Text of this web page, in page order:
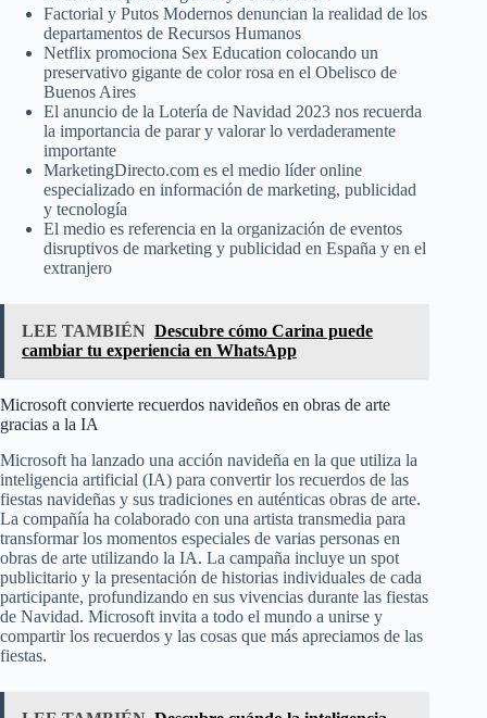
Factorial y Putos Modernos denuncian la realidad de los
departamentos de Recursos Humanos
Netflix promociona Sex Education colocando un
preservativo gigante de color rosa en el Obelisco de
Buenos Aires
El anuncio de la Lotería de Navidad 2023 nos recuerda
la importancia de parar y valorar lo verdaderamente
importante
MarketingDirecto.com es el medio líder online
especializado en información de marketing, publicidad
y tecnología
El medio es referencia en la organización de eventos
disruptivos de marketing y publicidad en España y en el
extranjero
LEE TAMBIÉN Descubre cómo Carina puede
cambiar tu experiencia en WhatsApp
Microsoft convierte recuerdos navideños en obras de arte
gracias a la IA
Microsoft ha lanzado una acción navideña en la que utiliza la
inteligencia artificial (IA) para convertir los recuerdos de las
fiestas navideñas y sus tradiciones en auténticas obras de arte.
La compañía ha colaborado con una artista transmedia para
transformar los momentos especiales de varias personas en
obras de arte utilizando la IA. La campaña incluye un spot
publicitario y la presentación de historias individuales de cada
participante, profundizando en sus vivencias durante las fiestas
de Navidad. Microsoft invita a todo el mundo a unirse y
compartir los recuerdos y las cosas que más apreciamos de las
fiestas.